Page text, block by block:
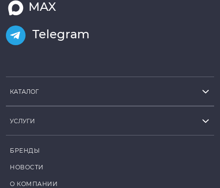
MAX
Telegram
КАТАЛОГ
УСЛУГИ
БРЕНДЫ
НОВОСТИ
О КОМПАНИИ